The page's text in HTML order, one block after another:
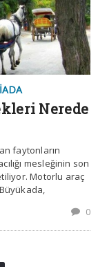
Nerede
faytonların
mesleğinin son
Motorlu araç
0